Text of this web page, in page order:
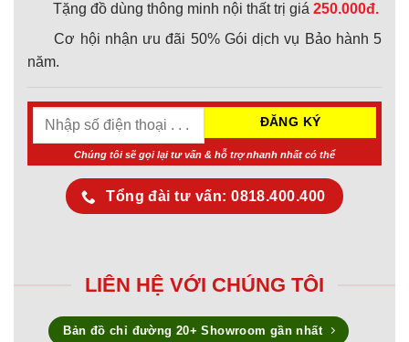
Tặng đồ dùng thông minh nội thất trị giá 250.000đ.
Cơ hội nhận ưu đãi 50% Gói dịch vụ Bảo hành 5
năm.
Chúng tôi sẽ gọi lại tư vấn & hỗ trợ nhanh nhất có thể
Tổng đài tư vấn: 0818.400.400
LIÊN HỆ VỚI CHÚNG TÔI
Bản đồ chỉ đường 20+ Showroom gần nhất